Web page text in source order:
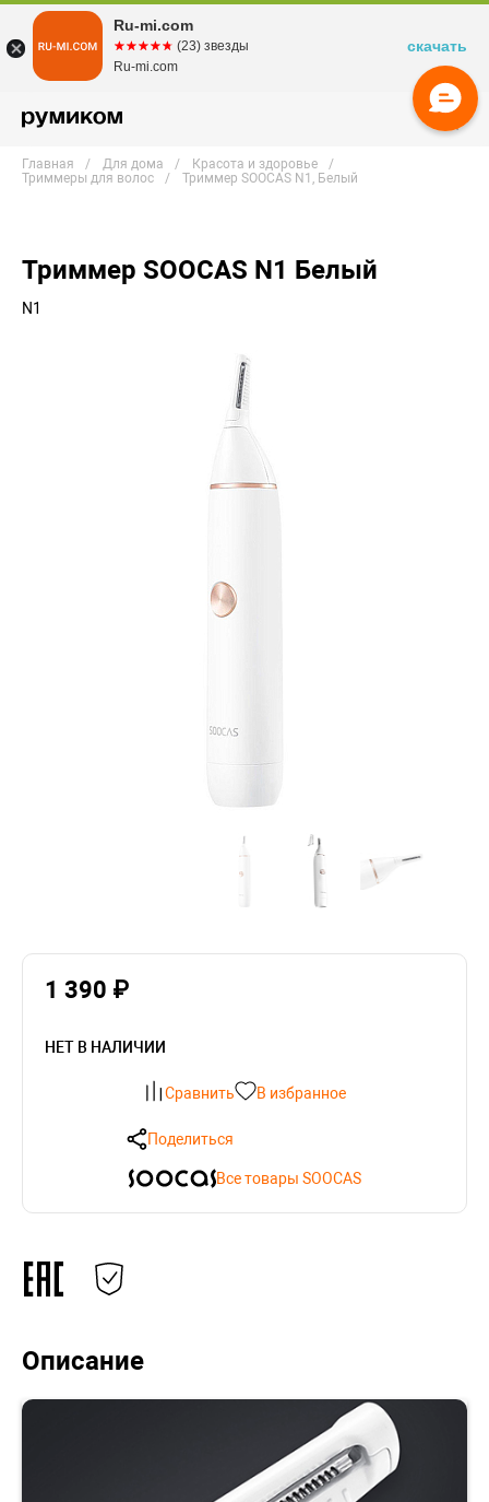
Главная Для дома
Красота и здоровье
Триммеры для волос
Триммер SOOCAS N1, Белый
Триммер SOOCAS N1 Белый
N1
1 390 ₽
НЕТ В НАЛИЧИИ
Сравнить В избранное
Поделиться
Все товары SOOCAS
Описание
Ru-mi.com
☆☆☆☆☆
★★★★★ (23) звезды
Ru-mi.com
скачать